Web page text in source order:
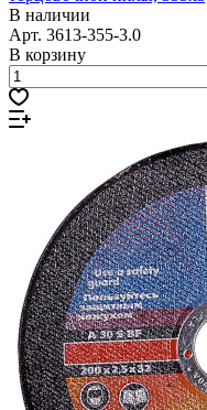
В наличии
Арт. 3613-355-3.0
В корзину